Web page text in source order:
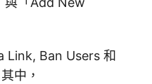
Link, Ban Users 和
中，